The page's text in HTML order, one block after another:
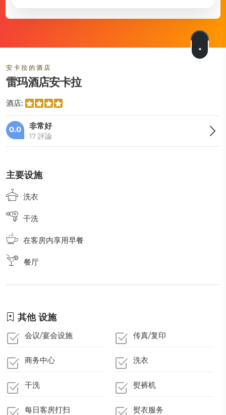
安卡拉的酒店
雷玛酒店安卡拉
酒店:
0.0 非常好
17 評論
主要设施
洗衣
干洗
在客房内享用早餐
餐厅
其他 设施
会议/宴会设施 传真/复印
商务中心 洗衣
干洗 熨裤机
每日客房打扫 熨衣服务